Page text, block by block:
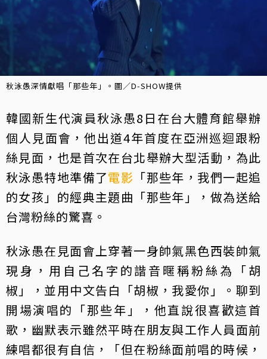
秋泳愚深情獻唱「那些年」。圖／D-SHOW提供
韓國新生代演員秋泳愚8日在台大體育館舉辦
個人見面會，他出道4年首度在亞洲巡迴跟粉
絲見面，也是首次在台北舉辦大型活動，為此
秋泳愚特地準備了電影 「那些年，我們一起追
的女孩」的經典主題曲「那些年」，做為送給
台灣粉絲的驚喜。
秋泳愚在見面會上穿著一身帥氣黑色西裝帥氣
現身，用自己名字的諧音暱稱粉絲為「胡
椒」，並用中文告白「胡椒，我愛你」。聊到
開場演唱的「那些年」，他直說很喜歡這首
歌，幽默表示雖然平時在朋友與工作人員面前
練唱都很有自信，「但在粉絲面前唱的時候，